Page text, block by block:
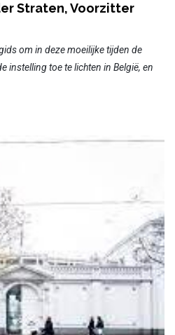
Straten, Voorzitter
om in deze moeilijke tijden de
instelling toe te lichten in België, en